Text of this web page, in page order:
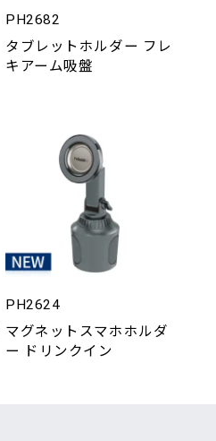
PH2682
タブレットホルダー フレ
キアーム吸盤
PH2624
マグネットスマホホルダ
ー ドリンクイン